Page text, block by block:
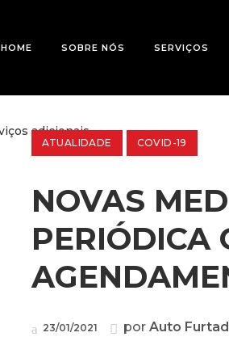
HOME SOBRE NÓS SERVIÇOS
NOVAS
ATUALIDADE COVID-19
NOVAS
PERIÓDICA
23/01/2021 por Auto